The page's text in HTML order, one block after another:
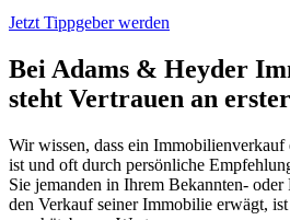
Jetzt Tippgeber werden
Bei Adams & Heyder
steht Vertrauen an
Wir wissen, dass ein
ist und oft durch persönliche
Sie jemanden in Ihrem Bekannten- oder
den Verkauf seiner Immobilie erwägt,